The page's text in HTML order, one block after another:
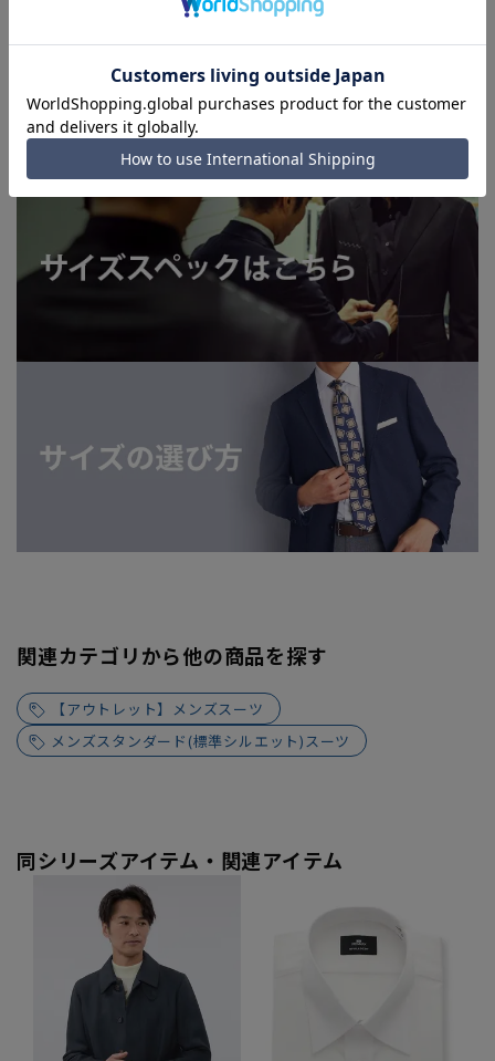
上、ご注文いただいたタイミングにより欠品が発生し、ご注文
を完了できない場合がございます。予めご了承ください。
■お急ぎ発送のご注文につきましても、ご注文のタイミングに
よってはお急ぎ発送サービスを選択できない場合がございま
す。
関連カテゴリから他の商品を探す
【アウトレット】メンズスーツ
メンズスタンダード(標準シルエット)スーツ
同シリーズアイテム・関連アイテム